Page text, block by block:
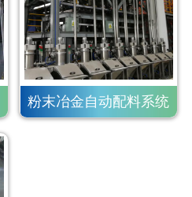
粉末冶金自动配料系统